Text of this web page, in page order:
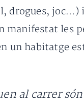
drogues,
manifestat les
un habitatge
al carrer